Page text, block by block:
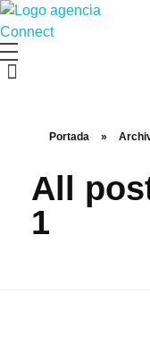
Agencia Connect
Transformamos tu marca en una experiencia emocionalmente poderosa y efectiva
Portada »
All
1